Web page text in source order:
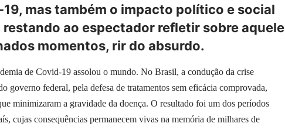
19, mas também o impacto político e social
restando ao espectador refletir sobre aquele
momentos, rir do absurdo.
de Covid-19 assolou o mundo. No Brasil, a condução da crise
governo federal, pela defesa de tratamentos sem eficácia comprovada,
minimizaram a gravidade da doença. O resultado foi um dos períodos
cujas consequências permanecem vivas na memória de milhares de